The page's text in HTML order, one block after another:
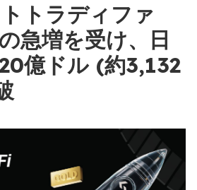
トラディファ
急増を受け、日
億ドル (約3,132